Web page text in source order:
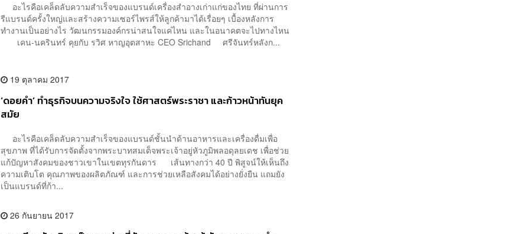
อะไรคือเคล็ดลับความสำเร็จของแบรนด์เครื่องสำอางเก่าแก่ของไทย ที่ผ่านการ
รีแบรนด์ครั้งใหญ่และสร้างความเซอร์ไพรส์ให้ลูกค้ามาได้เรื่อยๆ เบื้องหลังการ
ทำงานเป็นอย่างไร วัฒนกรรมองค์กรน่าสนใจแค่ไหน และในอนาคตจะไปทางไหน
เคน-นครินทร์ คุยกับ รวิศ หาญอุตสาหะ CEO Srichand ศรีจันทร์หลังก...
19 ตุลาคม 2017
‘ดอยคำ’ ทำธุรกิจบนความจริงใจ ใช้ศาสตร์พระราชา และก้าวหน้าทันยุค
สมัย
อะไรคือเคล็ดลับความสำเร็จของแบรนด์ชั้นนำด้านอาหารและเครื่องดื่มเพื่อ
สุขภาพ ที่ได้รับการจัดตั้งจากพระบาทสมเด็จพระเจ้าอยู่หัวภูมิพลอดุลยเดช เพื่อช่วย
แก้ปัญหาสังคมของชาวเขาในเขตทุรกันดาร เส้นทางกว่า 40 ปี พิสูจน์ให้เห็นถึง
ความเติบโต คุณภาพของผลิตภัณฑ์ และการช่วยเหลือสังคมได้อย่างยั่งยืน แถมยัง
เป็นแบรนด์ที่ก้า...
26 กันยายน 2017